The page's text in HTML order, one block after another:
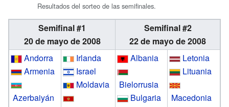
Resultados del sorteo de las semifinales.
Semifinal #1
20 de mayo de 2008
Semifinal #2
22 de mayo de 2008
Andorra
Armenia
Azerbaiyán
Irlanda
Israel
Moldavia
Albania
Bielorrusia
Bulgaria
Letonia
Lituania
Macedonia